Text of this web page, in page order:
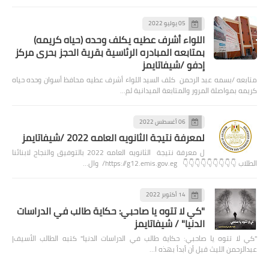
05 يوليو 2022
اللواء أشرف عطيه يكلف وحده (حياه كريمه)
بمتابعه المبادره الرئاسية بقرية الحجز بحرى مركز
إدفو /شيفاتايمز
متابعه /بسمه عبد الرحمن كلف السيد اللواء أشرف عطيه محافظ أسوان وحده حياه
كريمه بمواصلة المرور والمتابعة الميدانية لم…
06 أغسطس 2022
لمعرفة نتيجة الثانويه العامه 2022 /شيفاتايمز
ل معرفة نتيجة الثانويه العامه 2022 بالتوفيق والنجاح لابنائنا
الطلاب 👇👇👇👇👇👇👇👇👇 https://g12.emis.gov.eg/ وال…
14 أكتوبر 2022
"كي لا تتوه يا صاحبي: حكاية طالب في الدراسات
الدنيا" / شيفاتايمز
"كي لا تتوه يا صاحبي: حكاية طالب في الدراسات الدنيا" كتبه الطالب الأسيف|
عبدالرحمن الليث قبل أن أبدأ بهذه ا…